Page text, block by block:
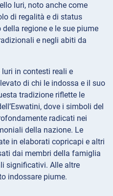
luri, noto anche come
di regalità e di status
della regione e le sue piume
e negli abiti da
luri in contesti reali e
di chi le indossa e il suo
tradizione riflette le
dove i simboli del
radicati nei
della nazione. Le
in elaborati copricapi e altri
dai membri della famiglia
significativi. Alle altre
indossare piume.